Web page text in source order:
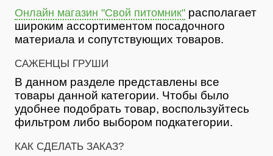
Онлайн магазин "Свой питомник" располагает
широким ассортиментом посадочного
материала и сопутствующих товаров.
САЖЕНЦЫ ГРУШИ
В данном разделе представлены все
товары данной категории. Чтобы было
удобнее подобрать товар, воспользуйтесь
фильтром либо выбором подкатегории.
КАК СДЕЛАТЬ ЗАКАЗ?